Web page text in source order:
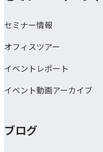
セミナー情報
オフィスツアー
イベントレポート
イベント動画アーカイブ
ブログ